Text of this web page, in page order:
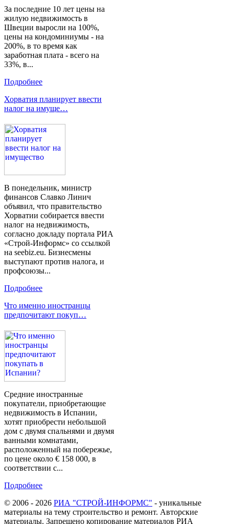
За последние 10 лет цены на
жилую недвижимость в
Швеции выросли на 100%,
цены на кондоминиумы - на
200%, в ​​то время как
заработная плата - всего на
33%, в...
Подробнее
Хорватия планирует ввести
налог на имуще…
В понедельник, министр
финансов Славко Линич
объявил, что правительство
Хорватии собирается ввести
налог на недвижимость,
согласно докладу портала РИА
«Строй-Информс» со ссылкой
на seebiz.eu. Бизнесмены
выступают против налога, и
профсоюзы...
Подробнее
Что именно иностранцы
предпочитают покуп…
Средние иностранные
покупатели, приобретающие
недвижимость в Испании,
хотят приобрести небольшой
дом с двумя спальнями и двумя
ванными комнатами,
расположенный на побережье,
по цене около € 158 000, в
соответствии с...
Подробнее
© 2006 - 2026 РИА "СТРОЙ-ИНФОРМС" - уникальные
материалы на тему строительство и ремонт. Авторские
материалы. Запрещено копирование материалов РИА